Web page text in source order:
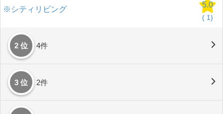
※シティリビング
5.0
( 1)
2 位 4件
3 位 2件